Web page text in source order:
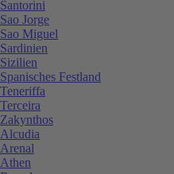
Santorini
Sao Jorge
Sao Miguel
Sardinien
Sizilien
Spanisches Festland
Teneriffa
Terceira
Zakynthos
Alcudia
Arenal
Athen